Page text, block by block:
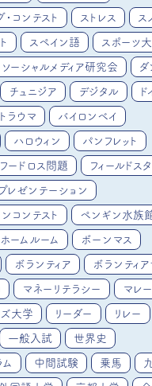
・コンテスト ストレス ス
スペイン語 スポーツ
ソーシャルメディア研究会 ダ
チュニジア デジタル ド
トラウマ バイロンベイ
ハロウィン パンフレット
フードロス問題 フィールドスタ
プレゼンテーション
コンテスト ペンギン水族
ホームルーム ボーンマス
ボランティア ボランティ
マネーリテラシー マレ
ズ大学 リーダー リレー
一般入試 世界史
中間試験 乗馬